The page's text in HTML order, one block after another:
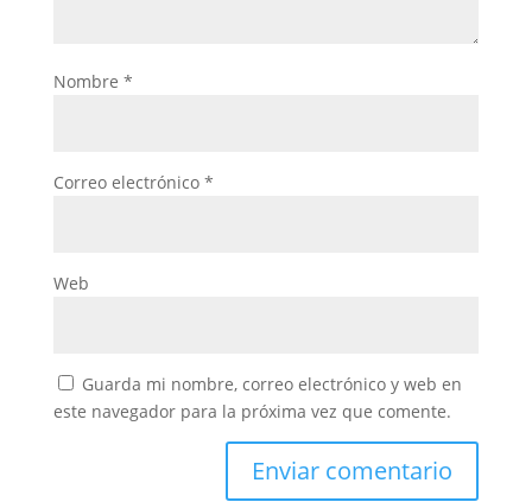
Nombre *
Correo electrónico *
Web
Guarda mi nombre, correo electrónico y web en
este navegador para la próxima vez que comente.